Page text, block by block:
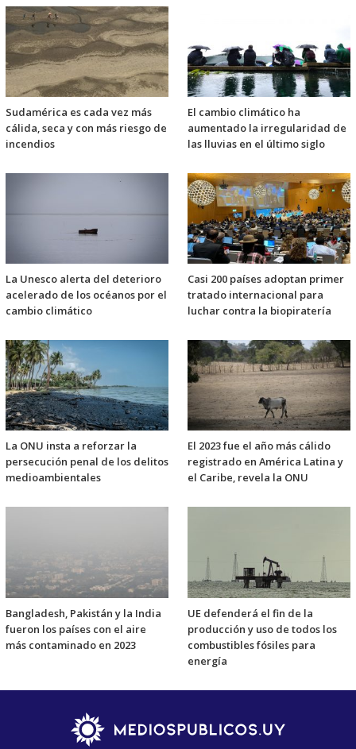
Sudamérica es cada vez más
cálida, seca y con más riesgo de
incendios
El cambio climático ha
aumentado la irregularidad de
las lluvias en el último siglo
La Unesco alerta del deterioro
acelerado de los océanos por el
cambio climático
Casi 200 países adoptan primer
tratado internacional para
luchar contra la biopiratería
La ONU insta a reforzar la
persecución penal de los delitos
medioambientales
El 2023 fue el año más cálido
registrado en América Latina y
el Caribe, revela la ONU
Bangladesh, Pakistán y la India
fueron los países con el aire
más contaminado en 2023
UE defenderá el fin de la
producción y uso de todos los
combustibles fósiles para
energía